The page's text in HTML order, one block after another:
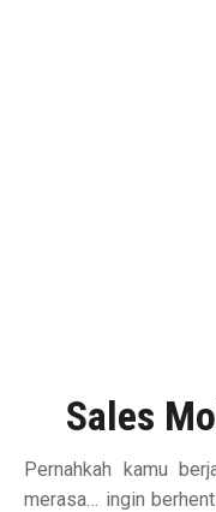
Sales
Pernahkah kamu
merasa… ingin